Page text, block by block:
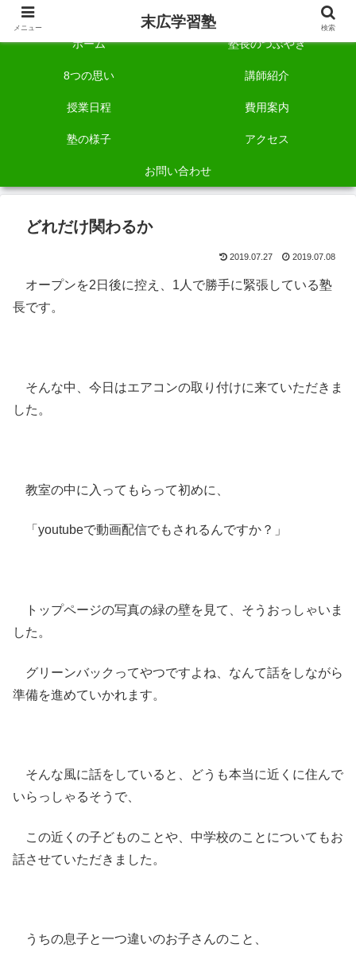
自称「一宮でいちばん塾で勉強させる塾」です。
ホーム 塾長のつぶやき
8つの思い 講師紹介
授業日程 費用案内
塾の様子 アクセス
お問い合わせ
どれだけ関わるか
2019.07.27 2019.07.08
オープンを2日後に控え、1人で勝手に緊張している塾
長です。
そんな中、今日はエアコンの取り付けに来ていただきま
した。
教室の中に入ってもらって初めに、
「youtubeで動画配信でもされるんですか？」
トップページの写真の緑の壁を見て、そうおっしゃいま
した。
グリーンバックってやつですよね、なんて話をしながら
準備を進めていかれます。
そんな風に話をしていると、どうも本当に近くに住んで
いらっしゃるそうで、
この近くの子どものことや、中学校のことについてもお
話させていただきました。
うちの息子と一つ違いのお子さんのこと、
メニュー 末広学習塾 検索